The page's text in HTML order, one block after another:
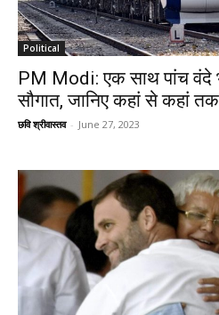
Political
PM Modi: एक साथ पांच वंदे
सौगात, जानिए कहां से कहां
छवि श्रीवास्तव - June 27, 2023